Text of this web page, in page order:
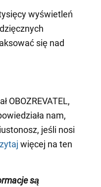
wyświetleń
się nad
OBOZREVATEL,
nam,
jeśli nosi
więcej na ten
są